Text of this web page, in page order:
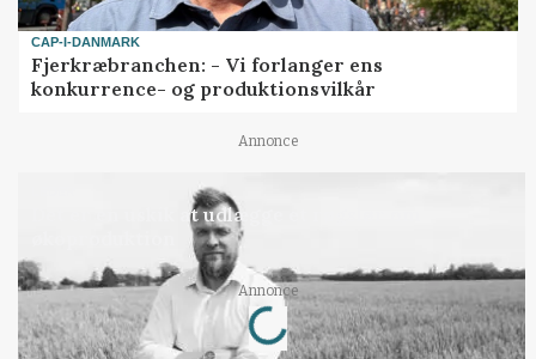
CAP-I-DANMARK
Fjerkræbranchen: - Vi forlanger ens
konkurrence- og produktionsvilkår
Annonce
Det er en uskik at udlægge et røgslør om
Annonce
Loading...